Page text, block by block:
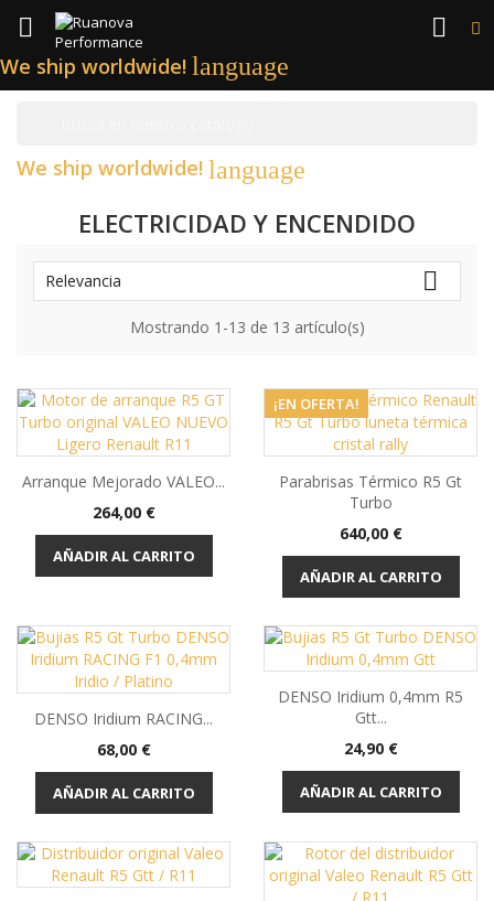
 
We ship worldwide! language
We ship worldwide! language
ELECTRICIDAD Y ENCENDIDO
Relevancia 
Mostrando 1-13 de 13 artículo(s)
Arranque Mejorado VALEO...
Precio
264,00 €
AÑADIR AL CARRITO
¡EN OFERTA!
Parabrisas Térmico R5 Gt
Turbo
Precio
640,00 €
AÑADIR AL CARRITO
DENSO Iridium RACING...
Precio
68,00 €
AÑADIR AL CARRITO
DENSO Iridium 0,4mm R5
Gtt...
Precio
24,90 €
AÑADIR AL CARRITO